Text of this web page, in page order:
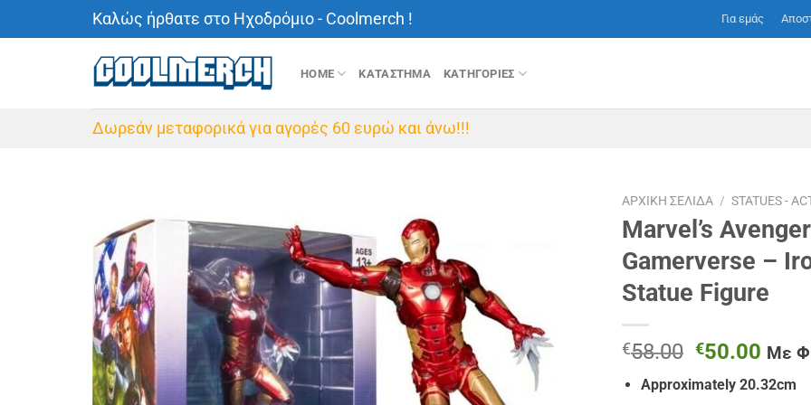
Καλώς ήρθατε στο Ηχοδρόμιο - Coolmerch ! Για εμάς
HOME ΚΑΤΑΣΤΗΜΑ ΚΑΤΗΓΟΡΙΕΣ
Δωρεάν μεταφορικά για αγορές 60 ευρώ και άνω!!!
ΑΡΧΙΚΉ ΣΕΛΊΔΑ / STATUES -
Marvel’s
Gamerverse –
Statue Figure
€58.00 Original
price
was:
€50.00 Η
τιμή
Με
Approximately 20.32cm